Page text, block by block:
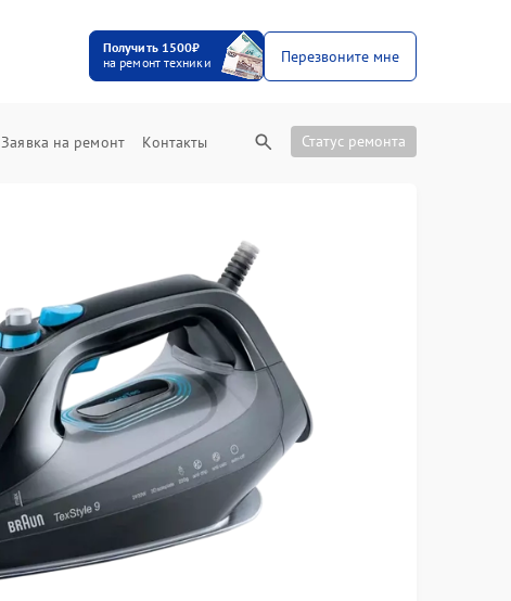
Получить 1500₽
на ремонт техники
Перезвоните мне
Заявка на ремонт Контакты Статус ремонта